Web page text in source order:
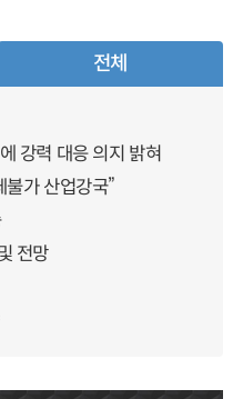
전체
강력 대응 의지 밝혀
가 산업강국”
전망